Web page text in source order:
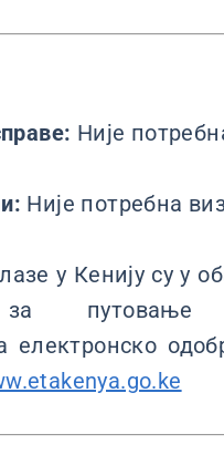
Није
Није потребна
у Кенију су у
за
електронско